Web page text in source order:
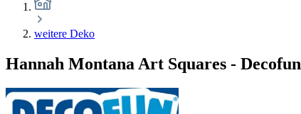
weitere Deko
Hannah Montana Art Squares - Decofun